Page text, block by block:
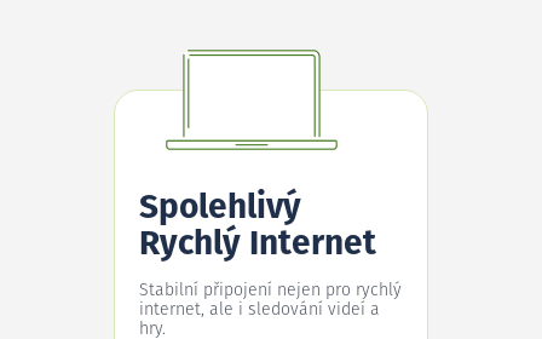
Spolehlivý
Rychlý Internet
Stabilní připojení nejen pro rychlý
internet, ale i sledování videí a
hry.